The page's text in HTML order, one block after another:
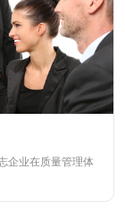
企业在质量管理体